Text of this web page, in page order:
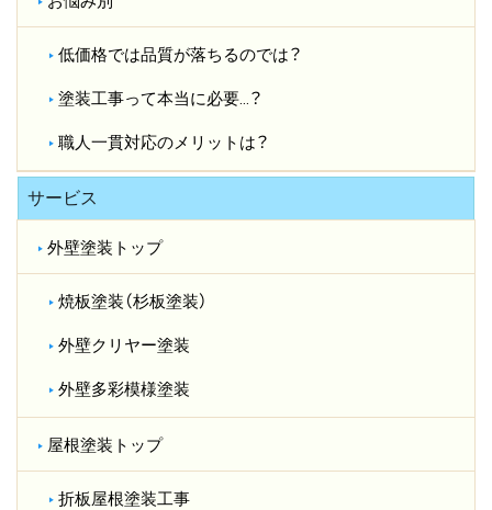
低価格では品質が落ちるのでは？​
塗装工事って本当に必要…？​
職人一貫対応のメリットは？​
サービス
外壁塗装トップ
焼板塗装（杉板塗装）
外壁クリヤー塗装
外壁多彩模様塗装
屋根塗装トップ
折板屋根塗装工事